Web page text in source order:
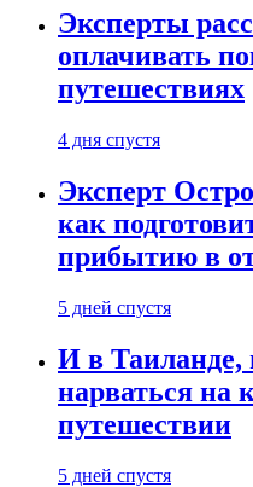
Эксперты
оплачивать
путешествиях
4 дня спустя
Эксперт
как
прибытию в
5 дней спустя
И в Таиланде,
нарваться на
путешествии
5 дней спустя